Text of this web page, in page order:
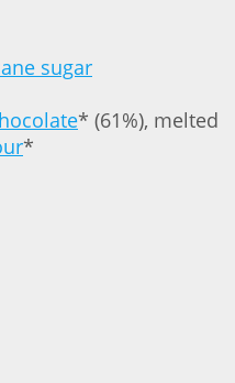
sugar
* (61%), melted
*